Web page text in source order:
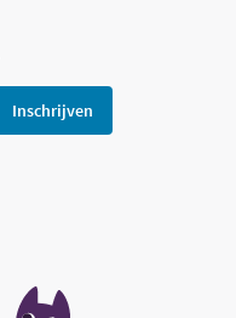
Inschrijven